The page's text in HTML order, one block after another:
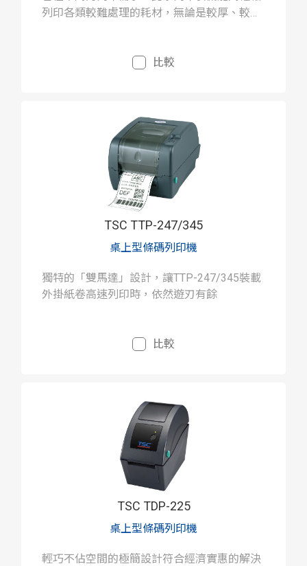
列印各類較難處理的耗材，無論是較厚、較
比較
TSC TTP-247/345
桌上型條碼列印機
獨特的「雙馬達」設計，讓TTP-247/345裝載
外掛紙卷高速列印時，依然遊刃有餘
比較
TSC TDP-225
桌上型條碼列印機
輕巧不佔空間的極簡設計符合經濟實惠的解決